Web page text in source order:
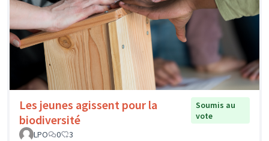
Les jeunes agissent pour la
biodiversité
Soumis au
vote
LPO
0 3